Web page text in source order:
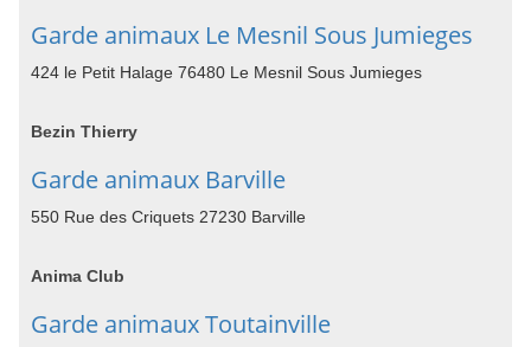
Garde animaux Le Mesnil Sous Jumieges
424 le Petit Halage 76480 Le Mesnil Sous Jumieges
Bezin Thierry
Garde animaux Barville
550 Rue des Criquets 27230 Barville
Anima Club
Garde animaux Toutainville